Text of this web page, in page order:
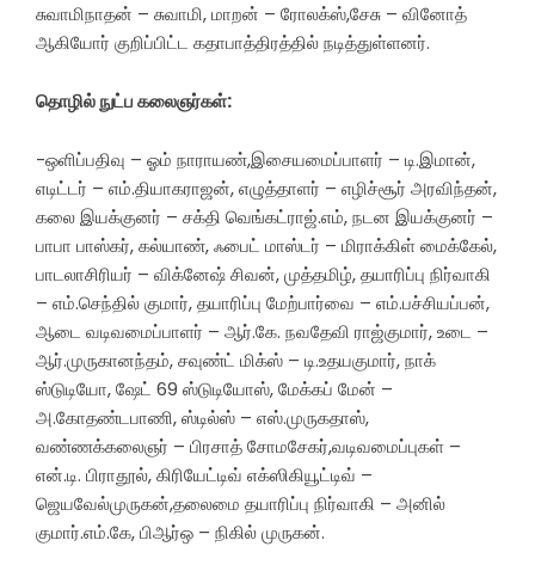
சுவாமிநாதன் – சுவாமி, மாறன் – ரோலக்ஸ்,சேசு – வினோத்
ஆகியோர் குறிப்பிட்ட கதாபாத்திரத்தில் நடித்துள்ளனர்.
தொழில் நுட்ப கலைஞர்கள்:
-ஒளிப்பதிவு – ஓம் நாராயண்,இசையமைப்பாளர் – டி.இமான்,
எடிட்டர் – எம்.தியாகராஜன், எழுத்தாளர் – எழிச்சூர் அரவிந்தன்,
கலை இயக்குனர் – சக்தி வெங்கட்ராஜ்.எம், நடன இயக்குனர் –
பாபா பாஸ்கர், கல்யாண், ஃபைட் மாஸ்டர் – மிராக்கிள் மைக்கேல்,
பாடலாசிரியர் – விக்னேஷ் சிவன், முத்தமிழ், தயாரிப்பு நிர்வாகி
– எம்.செந்தில் குமார், தயாரிப்பு மேற்பார்வை – எம்.பச்சியப்பன்,
ஆடை வடிவமைப்பாளர் – ஆர்.கே. நவதேவி ராஜ்குமார், உடை –
ஆர்.முருகானந்தம், சவுண்ட் மிக்ஸ் – டி.உதயகுமார், நாக்
ஸ்டுடியோ, ஷேட் 69 ஸ்டுடியோஸ், மேக்கப் மேன் –
அ.கோதண்டபாணி, ஸ்டில்ஸ் – எஸ்.முருகதாஸ்,
வண்ணக்கலைஞர் – பிரசாத் சோமசேகர்,வடிவமைப்புகள் –
என்.டி. பிராதூல், கிரியேட்டிவ் எக்ஸிகியூட்டிவ் –
ஜெயவேல்முருகன்,தலைமை தயாரிப்பு நிர்வாகி – அனில்
குமார்.எம்.கே, பிஆர்ஒ – நிகில் முருகன்.